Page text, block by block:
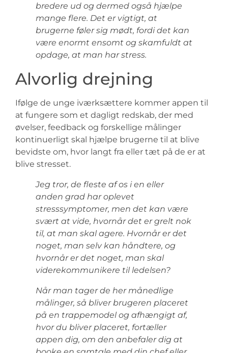
bredere ud og dermed også hjælpe
mange flere. Det er vigtigt, at
brugerne føler sig mødt, fordi det kan
være enormt ensomt og skamfuldt at
opdage, at man har stress.
Alvorlig drejning
Ifølge de unge iværksættere kommer appen til
at fungere som et dagligt redskab, der med
øvelser, feedback og forskellige målinger
kontinuerligt skal hjælpe brugerne til at blive
bevidste om, hvor langt fra eller tæt på de er at
blive stresset.
Jeg tror, de fleste af os i en eller
anden grad har oplevet
stresssymptomer, men det kan være
svært at vide, hvornår det er grelt nok
til, at man skal agere. Hvornår er det
noget, man selv kan håndtere, og
hvornår er det noget, man skal
viderekommunikere til ledelsen?
Når man tager de her månedlige
målinger, så bliver brugeren placeret
på en trappemodel og afhængigt af,
hvor du bliver placeret, fortæller
appen dig, om den anbefaler dig at